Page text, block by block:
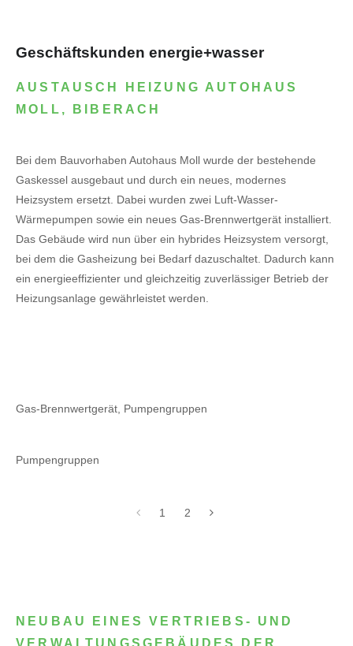
Geschäftskunden energie+wasser
AUSTAUSCH HEIZUNG AUTOHAUS
MOLL, BIBERACH
Bei dem Bauvorhaben Autohaus Moll wurde der bestehende
Gaskessel ausgebaut und durch ein neues, modernes
Heizsystem ersetzt. Dabei wurden zwei Luft-Wasser-
Wärmepumpen sowie ein neues Gas-Brennwertgerät installiert.
Das Gebäude wird nun über ein hybrides Heizsystem versorgt,
bei dem die Gasheizung bei Bedarf dazuschaltet. Dadurch kann
ein energieeffizienter und gleichzeitig zuverlässiger Betrieb der
Heizungsanlage gewährleistet werden.
Gas-Brennwertgerät, Pumpengruppen
Pumpengruppen
1 2
NEUBAU EINES VERTRIEBS- UND
VERWALTUNGSGEBÄUDES DER